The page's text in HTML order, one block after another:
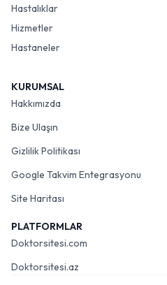
Hastalıklar
Hizmetler
Hastaneler
KURUMSAL
Hakkımızda
Bize Ulaşın
Gizlilik Politikası
Google Takvim Entegrasyonu
Site Haritası
PLATFORMLAR
Doktorsitesi.com
Doktorsitesi.az